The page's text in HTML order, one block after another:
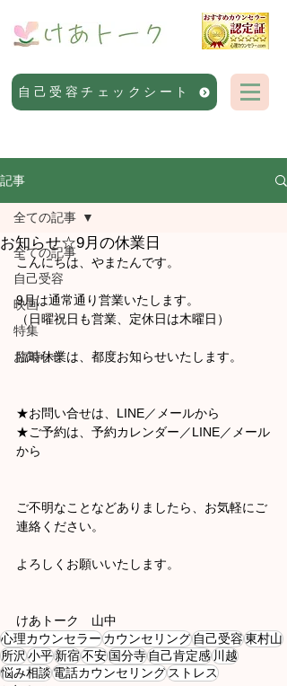
自己受容チェックシート
記事
全ての記事
自己受容
映画
特集
お知らせ
全ての記事
お知らせ☆9月の休業日
こんにちは、やまたんです。
9月は通常通り営業いたします。
（ 日曜祝日も営業、定休日は木曜日）
臨時休業は、都度お知らせいたします。
★お問い合せは、LINE／メールから
★ご予約は、予約カレンダー／LINE／メール
から
ご不明なことなどありましたら、お気軽にご
連絡ください。
よろしくお願いいたします。
けあトーク　山中
心理カウンセラーカウンセリング自己受容東村山
所沢小平新宿不安国分寺自己肯定感川越
悩み相談電話カウンセリングストレス